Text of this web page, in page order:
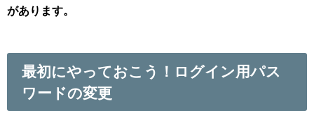
があります。
最初にやっておこう！ログイン用パス
ワードの変更